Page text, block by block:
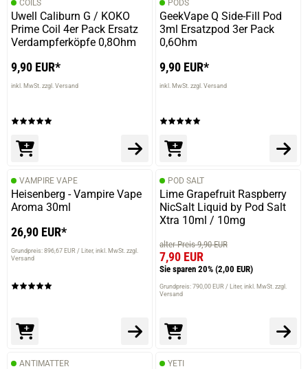
COILS
Uwell Caliburn G / KOKO
Prime Coil 4er Pack Ersatz
Verdampferköpfe 0,8Ohm
9,90 EUR*
inkl. MwSt. zzgl. Versand
PODS
GeekVape Q Side-Fill Pod
3ml Ersatzpod 3er Pack
0,6Ohm
9,90 EUR*
inkl. MwSt. zzgl. Versand
VAMPIRE VAPE
Heisenberg - Vampire Vape
Aroma 30ml
26,90 EUR*
Grundpreis: 896,67 EUR / Liter inkl. MwSt. zzgl.
Versand
POD SALT
Lime Grapefruit Raspberry
NicSalt Liquid by Pod Salt
Xtra 10ml / 10mg
alter Preis 9,90 EUR
7,90 EUR
Sie sparen 20% (2,00 EUR)
Grundpreis: 790,00 EUR / Liter inkl. MwSt. zzgl.
Versand
ANTIMATTER YETI